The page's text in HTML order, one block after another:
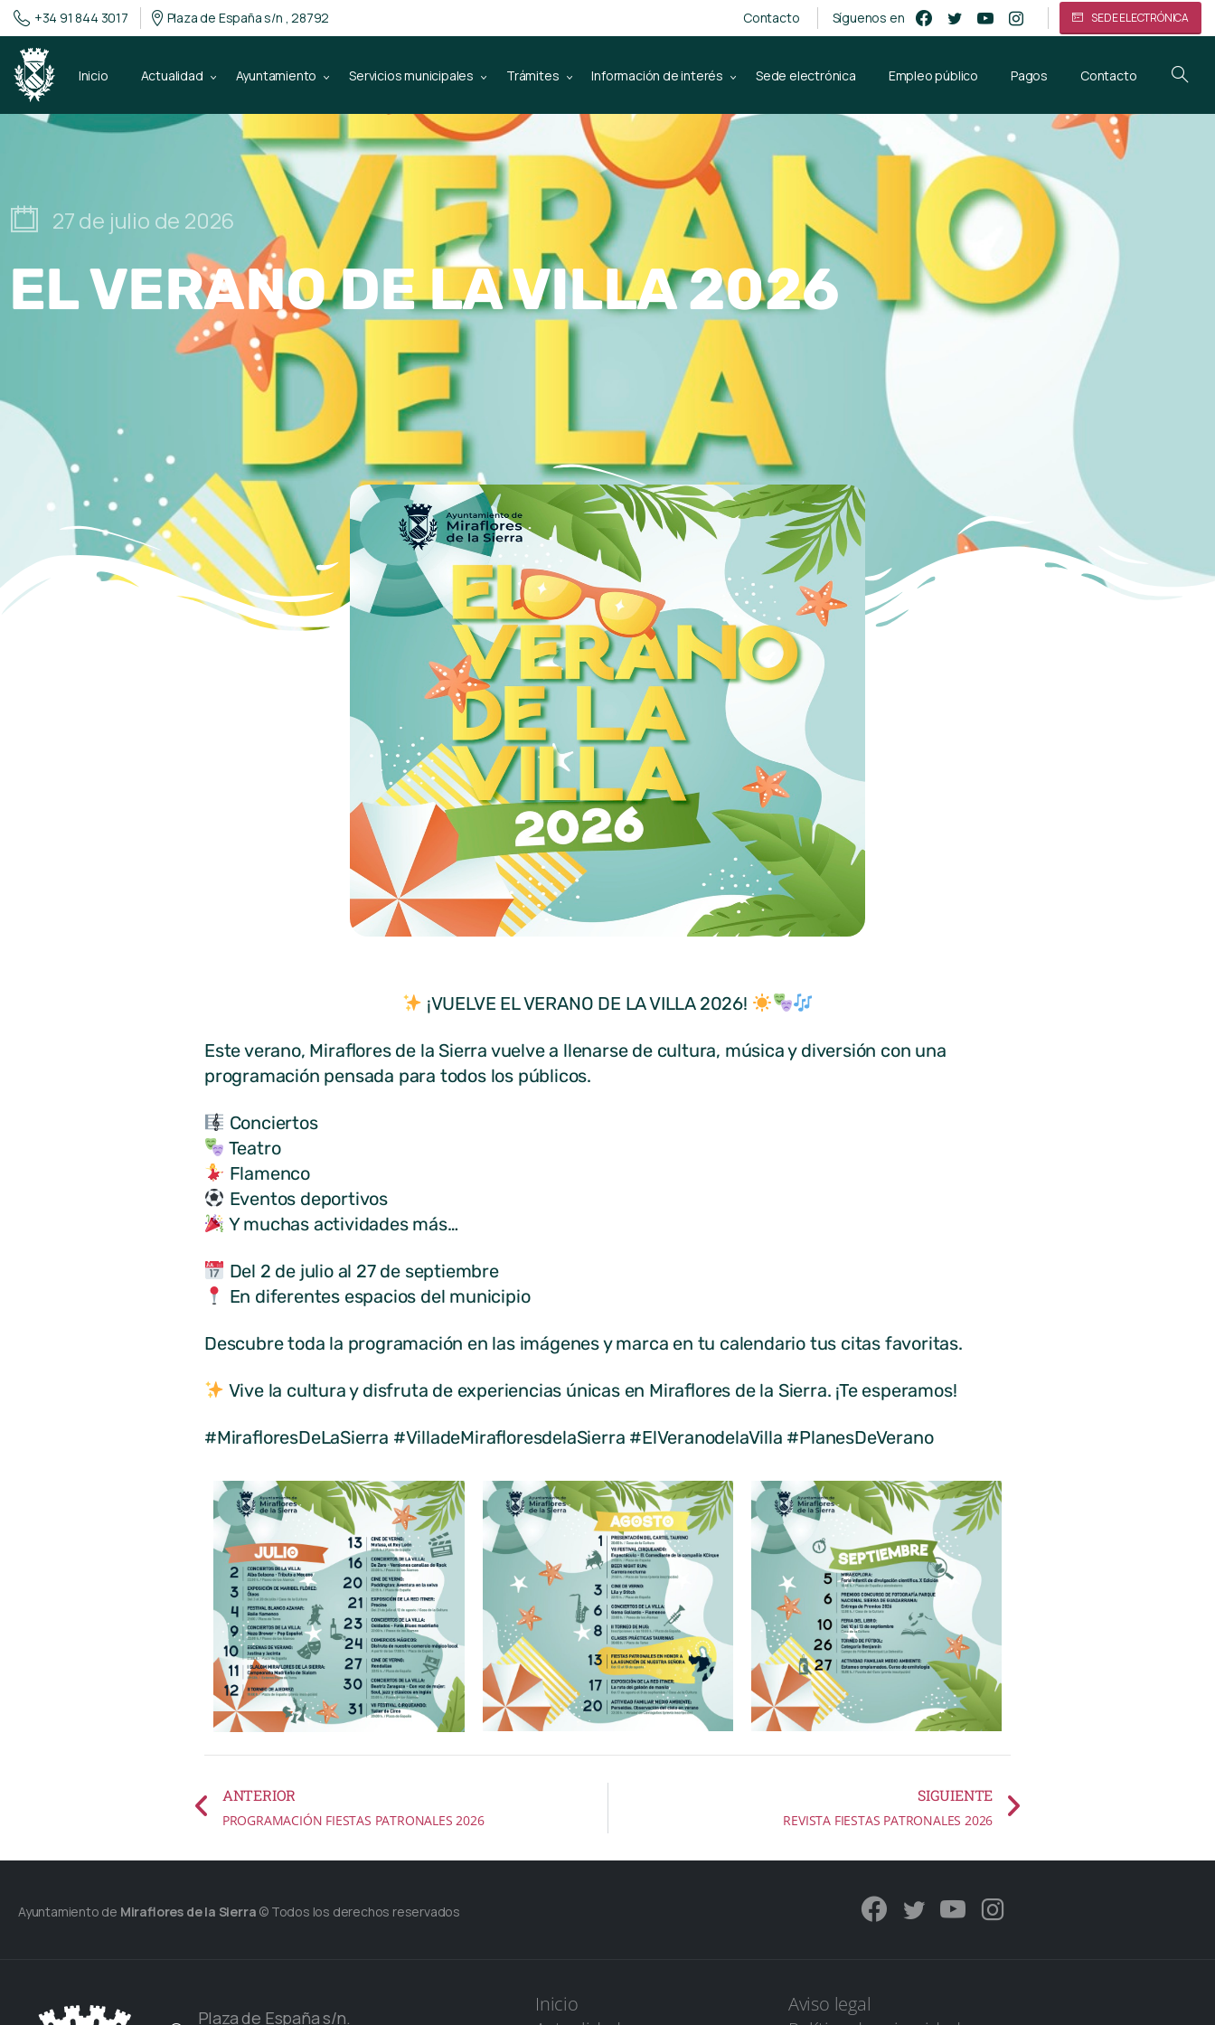
+34 91 844 3017 Plaza de España s/n , 28792 Contacto Síguenos en SEDE ELECTRÓNICA
Inicio Actualidad Ayuntamiento Servicios municipales Trámites Información de interés Sede electrónica Empleo público Pagos Contacto
27 de julio de 2026
EL VERANO DE LA VILLA 2026
¡VUELVE EL VERANO DE LA VILLA 2026!
Este verano, Miraflores de la Sierra vuelve a llenarse de cultura, música y diversión con una
programación pensada para todos los públicos.
Conciertos
Teatro
Flamenco
Eventos deportivos
Y muchas actividades más…
Del 2 de julio al 27 de septiembre
En diferentes espacios del municipio
Descubre toda la programación en las imágenes y marca en tu calendario tus citas favoritas.
Vive la cultura y disfruta de experiencias únicas en Miraflores de la Sierra. ¡Te esperamos!
#MirafloresDeLaSierra #VilladeMirafloresdelaSierra #ElVeranodelaVilla #PlanesDeVerano
ANTERIOR
PROGRAMACIÓN FIESTAS PATRONALES 2026
SIGUIENTE
REVISTA FIESTAS PATRONALES 2026
Ayuntamiento de Miraflores de la Sierra © Todos los derechos reservados
Plaza de España s/n.
Inicio
Aviso legal